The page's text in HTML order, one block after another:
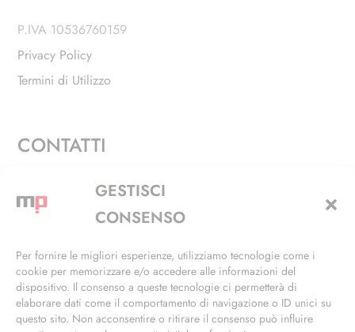
GESTISCI
CONSENSO
Per fornire le migliori esperienze, utilizziamo tecnologie come i
cookie per memorizzare e/o accedere alle informazioni del
dispositivo. Il consenso a queste tecnologie ci permetterà di
elaborare dati come il comportamento di navigazione o ID unici su
questo sito. Non acconsentire o ritirare il consenso può influire
P.IVA 10536760159
Privacy Policy
Termini di Utilizzo
CONTATTI
Via Alfieri, 27 - Trezzano Sul Naviglio (MI)
+39 02 4846 3155
info@masterphil.it